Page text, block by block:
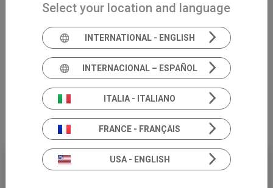
Instabilità cronica e
vestibolopatia: il fenotipo
deambulatorio, la
rieducazione vestibolare e la
riduzione del rischio di
caduta
17
Select your location and language
INTERNATIONAL - ENGLISH
INTERNACIONAL – ESPAÑOL
ITALIA - ITALIANO
FRANCE - FRANÇAIS
USA - ENGLISH